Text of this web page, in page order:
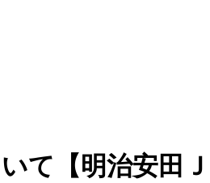
て【明治安田Ｊ